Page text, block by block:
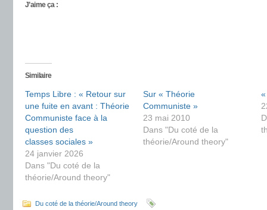
J’aime ça :
Similaire
Temps Libre : « Retour sur
une fuite en avant : Théorie
Communiste face à la
question des
classes sociales »
24 janvier 2026
Dans "Du coté de la
théorie/Around theory"
Sur « Théorie
Communiste »
23 mai 2010
Dans "Du coté de la
théorie/Around theory"
Du coté de la théorie/Around theory